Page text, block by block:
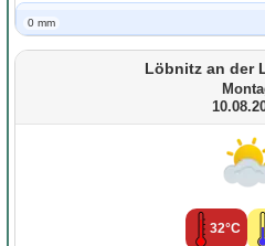
0 mm
Löbnitz an der
32°C